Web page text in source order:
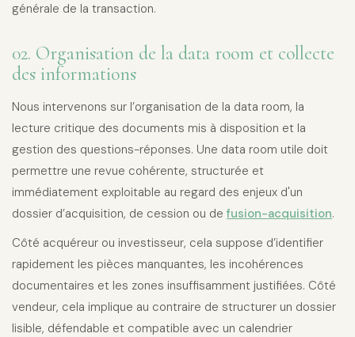
générale de la transaction.
02. Organisation de la data room et collecte
des informations
Nous intervenons sur l’organisation de la data room, la
lecture critique des documents mis à disposition et la
gestion des questions-réponses. Une data room utile doit
permettre une revue cohérente, structurée et
immédiatement exploitable au regard des enjeux d'un
dossier d’acquisition, de cession ou de fusion-acquisition.
Côté acquéreur ou investisseur, cela suppose d’identifier
rapidement les pièces manquantes, les incohérences
documentaires et les zones insuffisamment justifiées. Côté
vendeur, cela implique au contraire de structurer un dossier
lisible, défendable et compatible avec un calendrier